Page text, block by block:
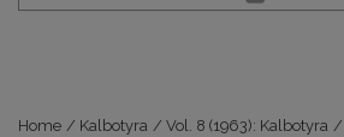
Home / Kalbotyra / Vol. 8 (1963): Kalbotyra /